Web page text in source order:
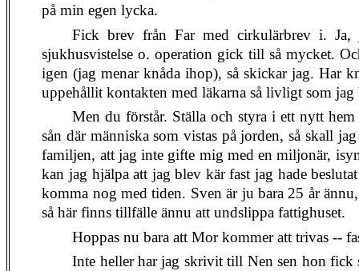
på min egen lycka.
Fick brev från Far med cirkulärbrev i.
sjukhusvistelse o. operation gick till så mycket.
igen (jag menar knåda ihop), så skickar jag. Har
uppehållit kontakten med läkarna så livligt som
Men du förstår. Ställa och styra i ett nytt
sån där människa som vistas på jorden, så skall
familjen, att jag inte gifte mig med en miljonär,
kan jag hjälpa att jag blev kär fast jag hade
komma nog med tiden. Sven är ju bara 25 år
så här finns tillfälle ännu att undslippa fattighuset.
Hoppas nu bara att Mor kommer att trivas --
Inte heller har jag skrivit till Nen sen hon